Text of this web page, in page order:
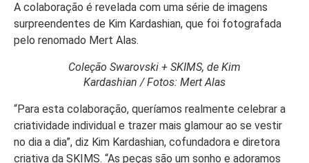
A colaboração é revelada com uma série de imagens
surpreendentes de Kim Kardashian, que foi fotografada
pelo renomado Mert Alas.
Coleção Swarovski + SKIMS, de Kim
Kardashian / Fotos: Mert Alas
“Para esta colaboração, queríamos realmente celebrar a
criatividade individual e trazer mais glamour ao se vestir
no dia a dia”, diz Kim Kardashian, cofundadora e diretora
criativa da SKIMS. “As peças são um sonho e adoramos